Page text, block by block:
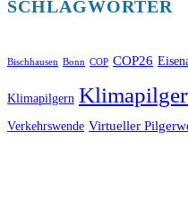
SCHLAGWÖRTER
Bischhausen Bonn COP COP26
Klimapilgern
Verkehrswende Virtueller